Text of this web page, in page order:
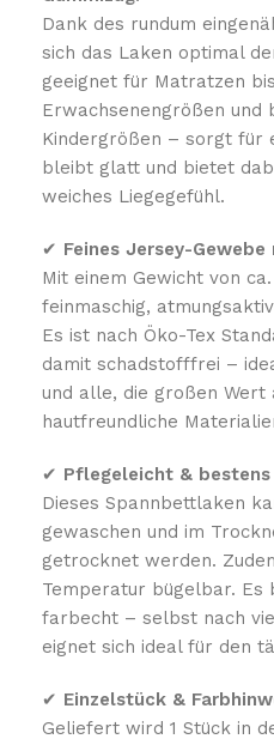
Dank des rundum
sich das Laken optimal
geeignet für Matratzen
Erwachsenengrößen und
Kindergrößen – sorgt für
bleibt glatt und bietet
weiches Liegegefühl.
✔ Feines Jersey-
Mit einem Gewicht von
feinmaschig,
Es ist nach Öko-Tex
damit schadstofffrei –
und alle, die großen Wert
hautfreundliche
✔ Pflegeleicht &
Dieses Spannbettlaken
gewaschen und im
getrocknet werden.
Temperatur bügelbar.
farbecht – selbst nach
eignet sich ideal für den
✔ Einzelstück &
Geliefert wird 1 Stück in